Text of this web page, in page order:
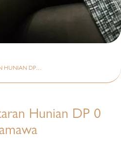
HUNIAN DP…
Hunian DP 0